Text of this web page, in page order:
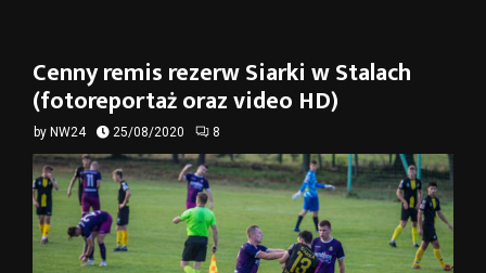
Cenny remis rezerw Siarki w Stalach
(fotoreportaż oraz video HD)
by NW24 25/08/2020 8